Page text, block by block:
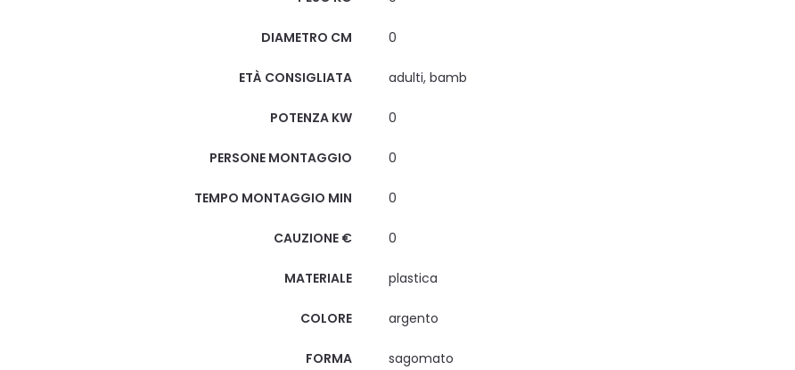
DIAMETRO CM 0
ETÀ CONSIGLIATA adulti, bamb
POTENZA KW 0
PERSONE MONTAGGIO 0
TEMPO MONTAGGIO MIN 0
CAUZIONE € 0
MATERIALE plastica
COLORE argento
FORMA sagomato